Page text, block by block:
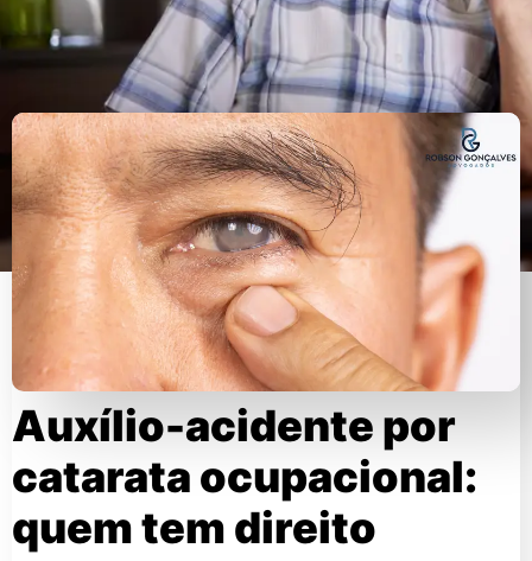
Auxílio-acidente por
catarata ocupacional:
quem tem direito